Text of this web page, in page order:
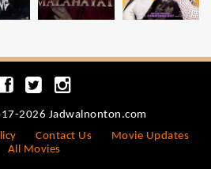
2026 Jadwalnonton.com
Contact Us
Movie Updates
All Movies